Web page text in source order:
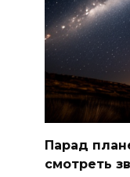
Парад
смотреть